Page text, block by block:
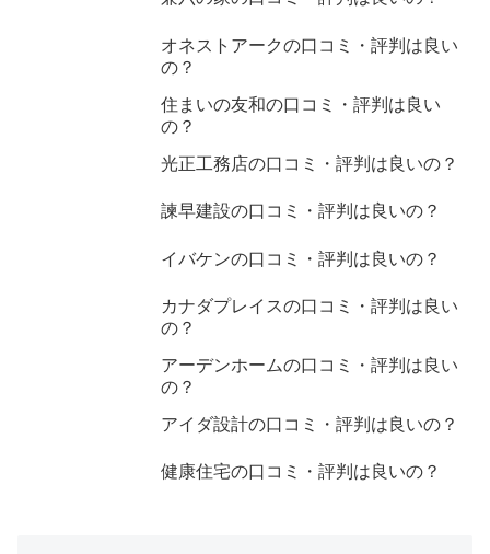
オネストアークの口コミ・評判は良い
の？
住まいの友和の口コミ・評判は良い
の？
光正工務店の口コミ・評判は良いの？
諫早建設の口コミ・評判は良いの？
イバケンの口コミ・評判は良いの？
カナダプレイスの口コミ・評判は良い
の？
アーデンホームの口コミ・評判は良い
の？
アイダ設計の口コミ・評判は良いの？
健康住宅の口コミ・評判は良いの？